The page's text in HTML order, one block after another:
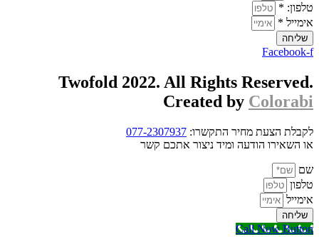
טלפון: *
אימייל *
שליחה
Facebook-f
Twofold 2022. All Rights Reserved.
Created by Colorabi
לקבלת הצעת מחיר התקשרו: 077-2307937
או השאירו הודעה ומיד ניצור אתכם קשר
שם
טלפון
אימייל
שליחה
Call Now Button